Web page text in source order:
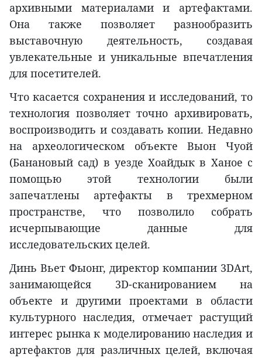
архивными материалами и артефактами.
Она также позволяет разнообразить
выставочную деятельность, создавая
увлекательные и уникальные впечатления
для посетителей.
Что касается сохранения и исследований, то
технология позволяет точно архивировать,
воспроизводить и создавать копии. Недавно
на археологическом объекте Выон Чуой
(Банановый сад) в уезде Хоайдык в Ханое с
помощью этой технологии были
запечатлены артефакты в трехмерном
пространстве, что позволило собрать
исчерпывающие данные для
исследовательских целей.
Динь Вьет Фыонг, директор компании 3DArt,
занимающейся 3D-сканированием на
объекте и другими проектами в области
культурного наследия, отмечает растущий
интерес рынка к моделированию наследия и
артефактов для различных целей, включая